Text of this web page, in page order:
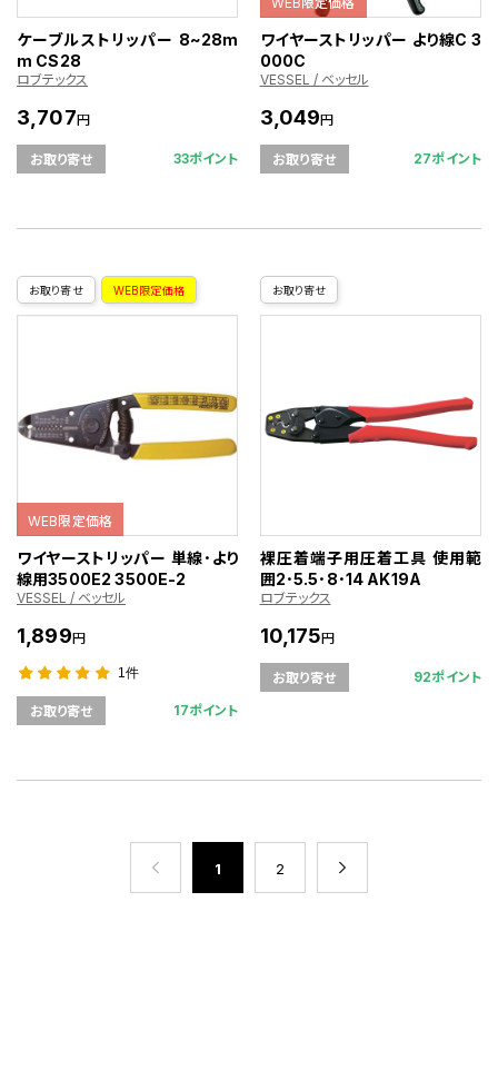
ケーブルストリッパー 8~28m
m CS28
ロブテックス
3,707円
お取り寄せ 33ポイント
ワイヤーストリッパー より線C 3
000C
VESSEL / ベッセル
3,049円
お取り寄せ 27ポイント
お取り寄せ WEB限定価格
WEB限定価格
ワイヤーストリッパー 単線･より
線用3500E2 3500E-2
VESSEL / ベッセル
1,899円
1件
お取り寄せ 17ポイント
お取り寄せ
裸圧着端子用圧着工具 使用範
囲2･5.5･8･14 AK19A
ロブテックス
10,175円
お取り寄せ 92ポイント
1 2